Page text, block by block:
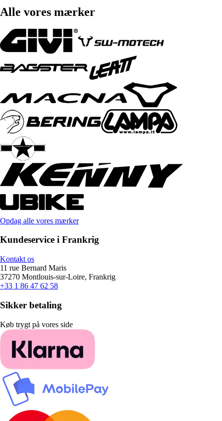
Alle vores mærker
Opdag alle vores mærker
Kundeservice i Frankrig
Kontakt os
11 rue Bernard Maris
37270 Montlouis-sur-Loire, Frankrig
+33 1 86 47 62 58
Sikker betaling
Køb trygt på vores side